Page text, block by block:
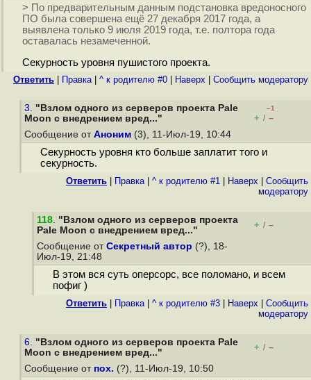
> По предварительным данным подстановка вредоносного
ПО была совершена ещё 27 декабря 2017 года, а
выявлена только 9 июля 2019 года, т.е. полтора года
оставалась незамеченной.
Секурность уровня пушистого проекта.
Ответить Правка| ^ к родителю #0 Наверх Cообщить модератору
3. "Взлом одного из серверов проекта Pale
Moon с внедрением вред..."
–1
+ / –
Сообщение от Аноним (3), 11-Июл-19, 10:44
Секурность уровня кто больше заплатит того и
секурность.
Ответить Правка| ^ к родителю #1 Наверх
Cообщить
модератору
118. "Взлом одного из серверов проекта
Pale Moon с внедрением вред..."
+ / –
Сообщение от Секретный автор (?), 18-
Июл-19, 21:48
В этом вся суть оперсорс, все поломано, и всем
пофиг )
Ответить Правка| ^ к родителю #3 Наверх
Cообщить
модератору
6. "Взлом одного из серверов проекта Pale
Moon с внедрением вред..."
+ / –
Сообщение от пох. (?), 11-Июл-19, 10:50